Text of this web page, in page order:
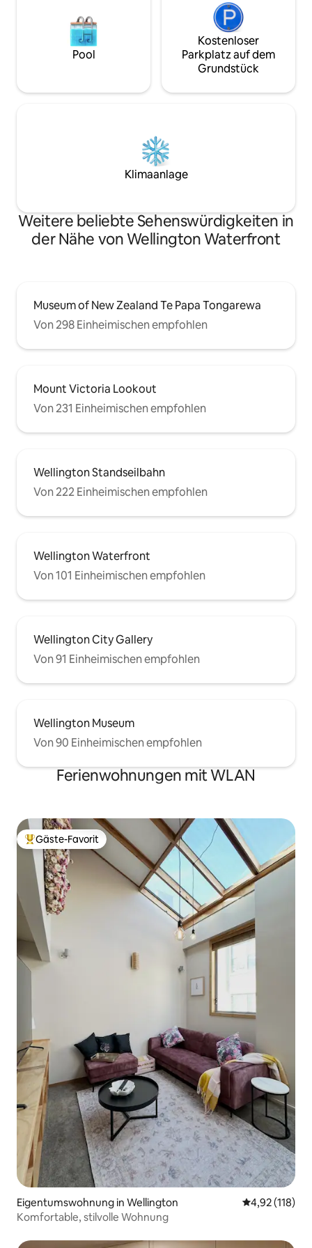
Pool
Kostenloser
Parkplatz auf dem
Grundstück
Klimaanlage
Weitere beliebte Sehenswürdigkeiten in
der Nähe von Wellington Waterfront
Museum of New Zealand Te Papa Tongarewa
Von 298 Einheimischen empfohlen
Mount Victoria Lookout
Von 231 Einheimischen empfohlen
Wellington Standseilbahn
Von 222 Einheimischen empfohlen
Wellington Waterfront
Von 101 Einheimischen empfohlen
Wellington City Gallery
Von 91 Einheimischen empfohlen
Wellington Museum
Von 90 Einheimischen empfohlen
Ferienwohnungen mit WLAN
Beliebter Gäste-Favorit.
Gäste-Favorit
Eigentumswohnung in Wellington
4,92 (118)
Komfortable, stilvolle Wohnung